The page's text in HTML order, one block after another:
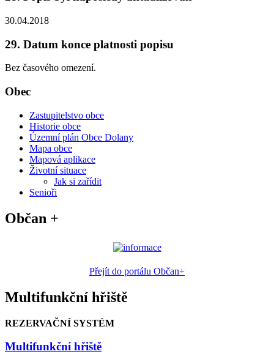
30.04.2018
29. Datum konce platnosti popisu
Bez časového omezení.
Obec
Zastupitelstvo obce
Historie obce
Územní plán Obce Dolany
Mapa obce
Mapová aplikace
Životní situace
Jak si zařídit
Senioři
Občan +
Přejít do portálu Občan+
Multifunkční hřiště
REZERVAČNÍ SYSTÉM
Multifunkční hřiště